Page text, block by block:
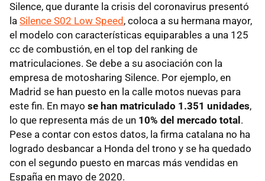
Silence, que durante la crisis del coronavirus presentó
la Silence S02 Low Speed , coloca a su hermana mayor,
el modelo con características equiparables a una 125
cc de combustión, en el top del ranking de
matriculaciones. Se debe a su asociación con la
empresa de motosharing Silence. Por ejemplo, en
Madrid se han puesto en la calle motos nuevas para
este fin. En mayo se han matriculado 1.351 unidades,
lo que representa más de un 10% del mercado total .
Pese a contar con estos datos, la firma catalana no ha
logrado desbancar a Honda del trono y se ha quedado
con el segundo puesto en marcas más vendidas en
España en mayo de 2020.